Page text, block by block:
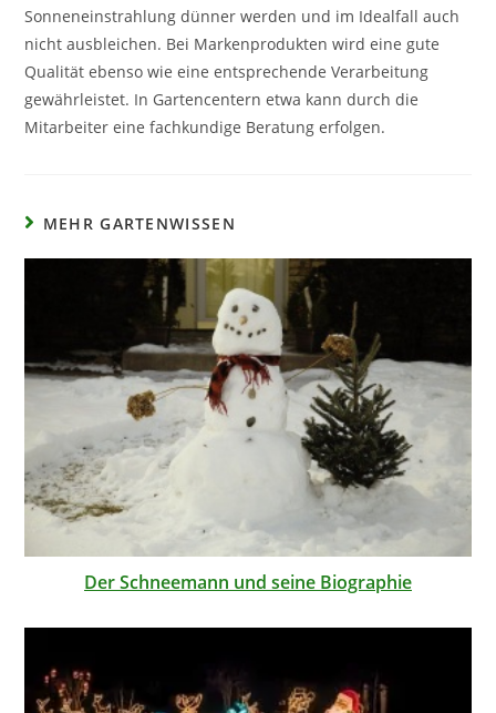
Sonneneinstrahlung dünner werden und im Idealfall auch
nicht ausbleichen. Bei Markenprodukten wird eine gute
Qualität ebenso wie eine entsprechende Verarbeitung
gewährleistet. In Gartencentern etwa kann durch die
Mitarbeiter eine fachkundige Beratung erfolgen.
MEHR GARTENWISSEN
Der Schneemann und seine Biographie